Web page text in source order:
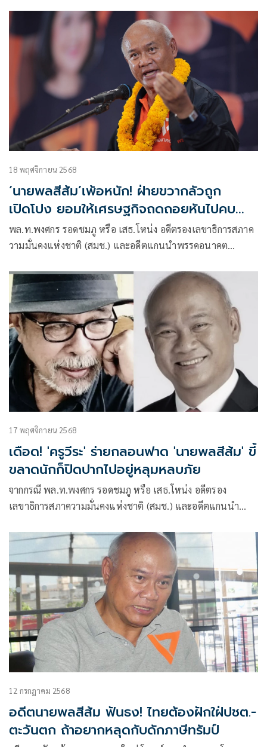
เป็นฝ่ายถูกกล่าวหาในสายตานานาชาติ
18 พฤศจิกายน 2568
‘นายพลสีส้ม’เพ้อหนัก! ฝ่ายขวากลัวถูก
เปิดโปง ยอมให้เศรษฐกิจถดถอยหันไปคบ
รัสเซียแทนสหรัฐ-ยุโรป
พล.ท.พงศกร รอดชมภู หรือ เสธ.โหน่ง อดีตรองเลขาธิการสภาค
วามมั่นคงแห่งชาติ (สมช.) และอดีตแกนนำพรรคอนาคต
17 พฤศจิกายน 2568
เดือด! 'ครูวีระ' ร่ายกลอนฟาด 'นายพลสีส้ม' ขี้
ขลาดนักก็ปิดปากไปอยู่หลุมหลบภัย
จากกรณี พล.ท.พงศกร รอดชมภู หรือ เสธ.โหน่ง อดีตรอง
เลขาธิการสภาความมั่นคงแห่งชาติ (สมช.) และอดีตแกนนำ
กัมพูชา ว่าเป็นพวกคลั่งชาติ มีส่วนทำให้ประเทศไทยสูญเสียงบ
ประมาณมหาศาล
12 กรกฎาคม 2568
อดีตนายพลสีส้ม ฟันธง! ไทยต้องฝักใฝ่ปชต.-
ตะวันตก ถ้าอยากหลุดกับดักภาษีทรัมป์